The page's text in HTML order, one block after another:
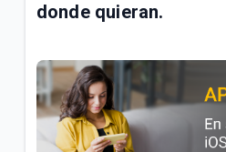
¿Cómo configurar mi control
No tengo señal de televisión
¿Cómo configurar mi
donde quieran.